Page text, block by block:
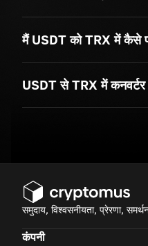
मैं USDT को TRX में कैसे
USDT से TRX में
समुदाय, विश्वसनीयता, प्रेरणा,
कंपनी